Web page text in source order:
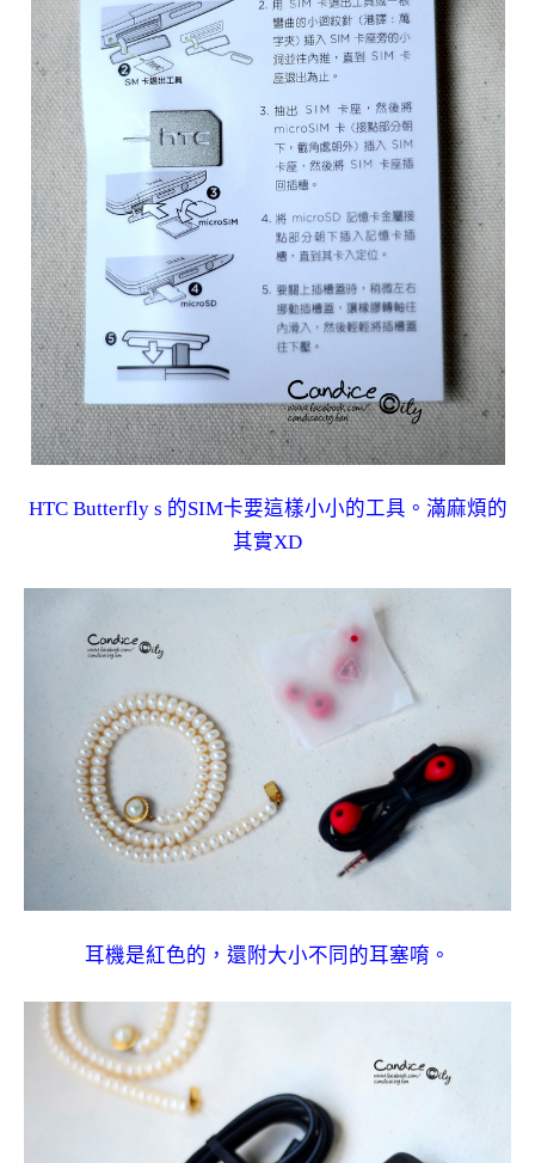
HTC Butterfly s 的SIM卡要這樣小小的工具。滿麻煩的
其實XD
耳機是紅色的，還附大小不同的耳塞唷。